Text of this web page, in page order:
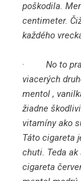
poškodila.
centimeter.
každého
·No to
viacerých
mentol ,
žiadne
vitamíny ako
Táto cigareta
chuti. Teda
cigareta